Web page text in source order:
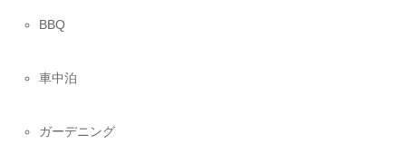
BBQ
車中泊
ガーデニング